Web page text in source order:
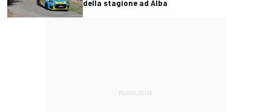
della stagione ad Alba